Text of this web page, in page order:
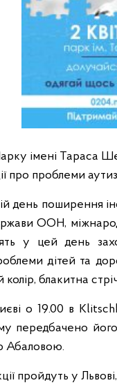
імені Тараса
про проблеми
день поширення
ООН,
у цей день
дітей та
блакитна
о 19.00 в
передбачено
Абаловою.
пройдуть у